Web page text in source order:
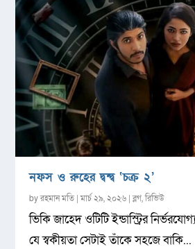
নফস ও রুহের দ্বন্দ্ব ‘চক্র ২’
byরহমান মতি |মার্চ ২৯, ২০২৬ |ব্লগ,রিভিউ
ভিকি জাহেদ ওটিটি ইন্ডাস্ট্রির
যে স্বকীয়তা সেটাই তাঁকে সহজে বাকি...